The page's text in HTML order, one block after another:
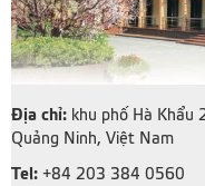
Địa chỉ: khu phố Hà Khẩu
Quảng Ninh, Việt Nam
Tel: +84 203 384 0560